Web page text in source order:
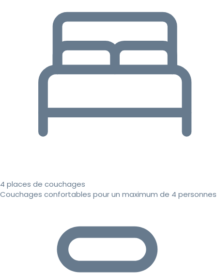
4 places de couchages
Couchages confortables pour un maximum de 4 personnes